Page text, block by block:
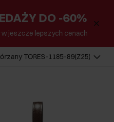
DO -60%
jeszcze lepszych cenach
TORES-1185-89(Z25)